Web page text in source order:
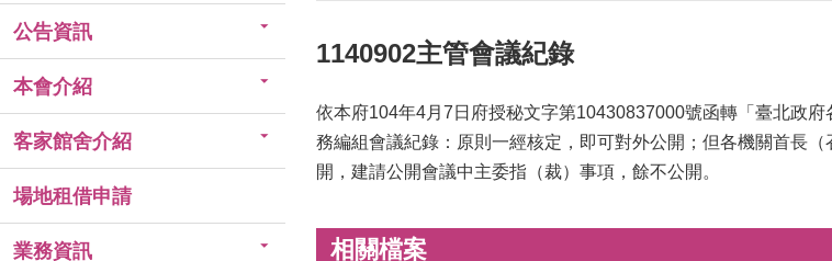
公告資訊
本會介紹
客家館舍介紹
場地租借申請
業務資訊
1140902主管會議紀錄
依本府104年4月7日府授秘文字第10430837000號函轉「臺北政
務編組會議紀錄：原則一經核定，即可對外公開；但各機關首長
開，建請公開會議中主委指（裁）事項，餘不公開。
相關檔案